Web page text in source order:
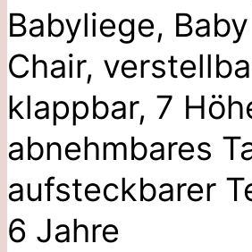
Babyliege,
Chair,
klappbar, 7
abnehmbares
aufsteckbarer
6 Jahre